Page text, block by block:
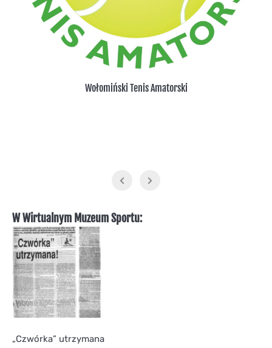
Wołomiński Tenis Amatorski
W Wirtualnym Muzeum Sportu:
„Czwórka” utrzymana